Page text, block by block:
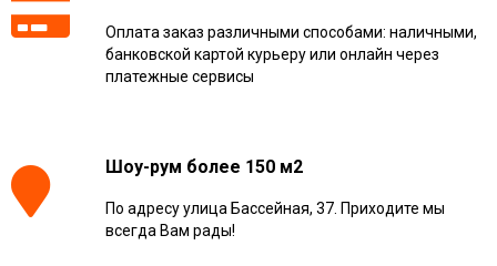
Оплата заказ различными способами: наличными,
банковской картой курьеру или онлайн через
платежные сервисы
Шоу-рум более 150 м2
По адресу улица Бассейная, 37. Приходите мы
всегда Вам рады!